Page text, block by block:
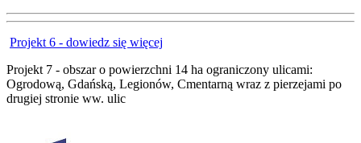
Projekt 6 - dowiedz się więcej
Projekt 7 - obszar o powierzchni 14 ha ograniczony ulicami:
Ogrodową, Gdańską, Legionów, Cmentarną wraz z pierzejami po
drugiej stronie ww. ulic